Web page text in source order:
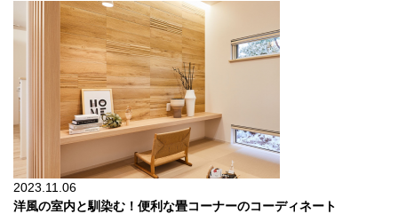
2023.11.06
洋風の室内と馴染む！便利な畳コーナーのコーディネート